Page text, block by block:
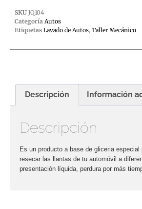
SKU JQ104
Categoría Autos
Etiquetas Lavado de Autos, Taller Mecánico
Descripción Información
Descripción
Es un producto a base de gliceria especial
resecar las llantas de tu automóvil a
presentación líquida, perdura por más